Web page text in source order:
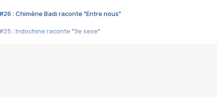
#26 : Chimène Badi raconte "Entre nous"
#25 : Indochine raconte "3e sexe"